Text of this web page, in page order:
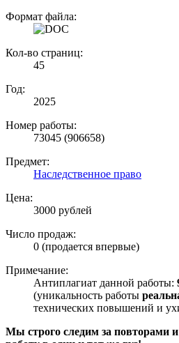
Формат файла:
Кол-во страниц:
45
Год:
2025
Номер работы:
73045 (906658)
Предмет:
Наследственное право
Цена:
3000 рублей
Число продаж:
0 (продается впервые)
Примечание:
Антиплагиат данной работы:
(уникальность работы
технических повышений и
Мы строго следим за